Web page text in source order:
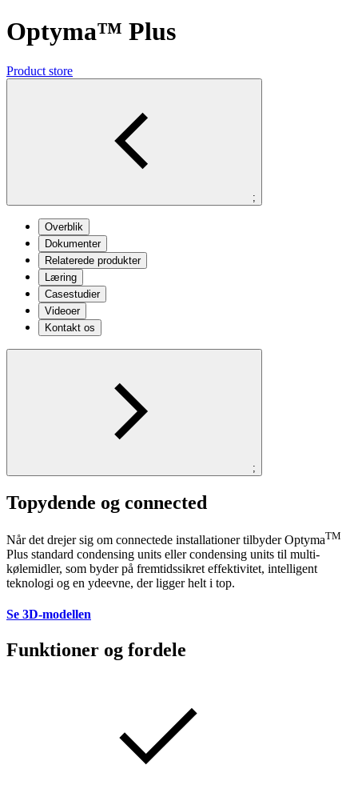
Optyma™ Plus
Product store
;
Overblik
Dokumenter
Relaterede produkter
Læring
Casestudier
Videoer
Kontakt os
;
Topydende og connected
Når det drejer sig om connectede installationer tilbyder OptymaTM
Plus standard condensing units eller condensing units til multi-
kølemidler, som byder på fremtidssikret effektivitet, intelligent
teknologi og en ydeevne, der ligger helt i top.
Se 3D-modellen
Funktioner og fordele